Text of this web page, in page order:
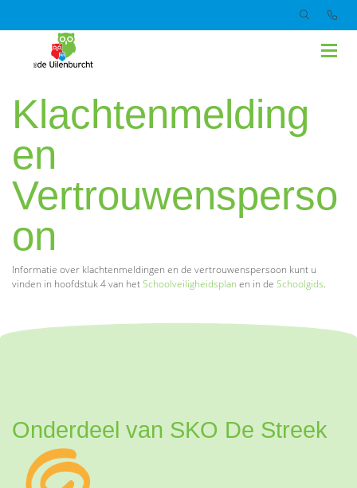
Klachtenmelding
en
Vertrouwensperso
on
Informatie over klachtenmeldingen en de vertrouwenspersoon kunt u
vinden in hoofdstuk 4 van hetSchoolveiligheidsplan en in de Schoolgids.
Onderdeel van SKO De Streek